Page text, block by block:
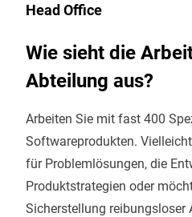
Head Office
Wie sieht die
Abteilung aus?
Arbeiten Sie mit fast 400
Softwareprodukten.
für Problemlösungen, die
Produktstrategien oder
Sicherstellung reibungsloser